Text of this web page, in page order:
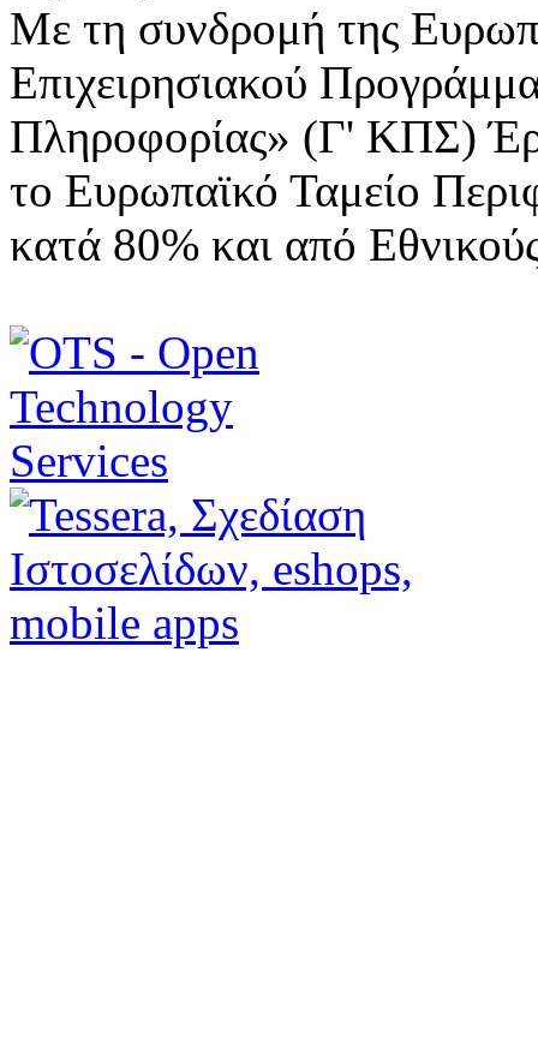
Με τη συνδρομή της
Επιχειρησιακού
Πληροφορίας» (Γ' ΚΠΣ)
το Ευρωπαϊκό Ταμείο
κατά 80% και από